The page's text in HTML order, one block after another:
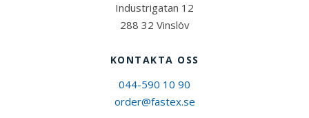
Industrigatan 12
288 32 Vinslöv
KONTAKTA OSS
044-590 10 90
order@fastex.se
Kontakt